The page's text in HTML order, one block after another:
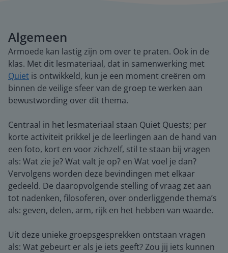
Algemeen
Armoede kan lastig zijn om over te praten. Ook in de
klas. Met dit lesmateriaal, dat in samenwerking met
Quiet is ontwikkeld, kun je een moment creëren om
binnen de veilige sfeer van de groep te werken aan
bewustwording over dit thema.
Centraal in het lesmateriaal staan Quiet Quests; per
korte activiteit prikkel je de leerlingen aan de hand van
een foto, kort en voor zichzelf, stil te staan bij vragen
als: Wat zie je? Wat valt je op? en Wat voel je dan?
Vervolgens worden deze bevindingen met elkaar
gedeeld. De daaropvolgende stelling of vraag zet aan
tot nadenken, filosoferen, over onderliggende thema’s
als: geven, delen, arm, rijk en het hebben van waarde.
Uit deze unieke groepsgesprekken ontstaan vragen
als: Wat gebeurt er als je iets geeft? Zou jij iets kunnen